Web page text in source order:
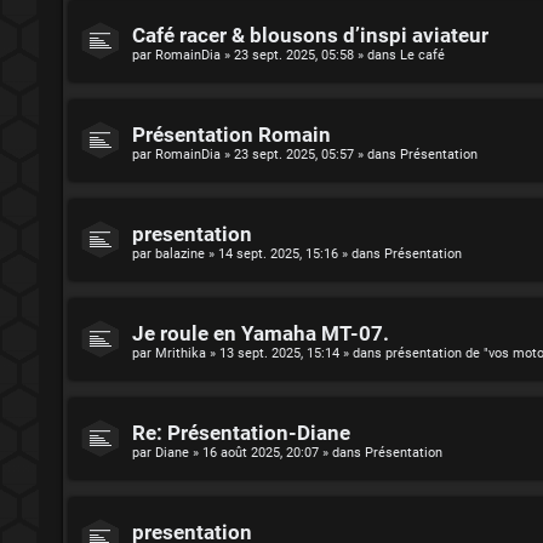
Café racer & blousons d’inspi aviateur
par RomainDia » 23 sept. 2025, 05:58 » dans Le café
Présentation Romain
par RomainDia » 23 sept. 2025, 05:57 » dans Présentation
presentation
par balazine » 14 sept. 2025, 15:16 » dans Présentation
Je roule en Yamaha MT-07.
par Mrithika » 13 sept. 2025, 15:14 » dans présentation de "vos
Re: Présentation-Diane
par Diane » 16 août 2025, 20:07 » dans Présentation
presentation